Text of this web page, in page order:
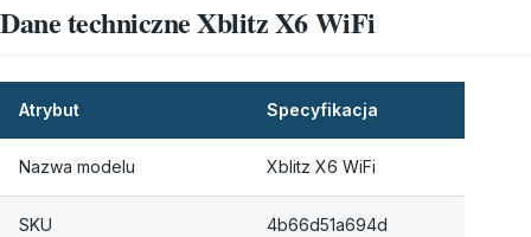
Dane techniczne Xblitz X6 WiFi
Atrybut Specyfikacja
Nazwa modelu Xblitz X6 WiFi
SKU 4b66d51a694d